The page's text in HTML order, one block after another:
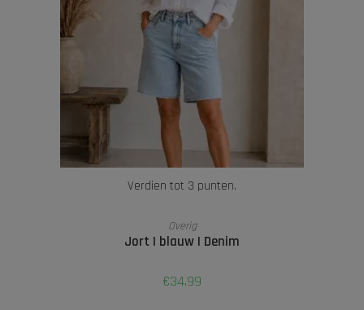
Verdien tot 3 punten.
OPTIES SELECTEREN
Overig
Jort | blauw | Denim
€34,99